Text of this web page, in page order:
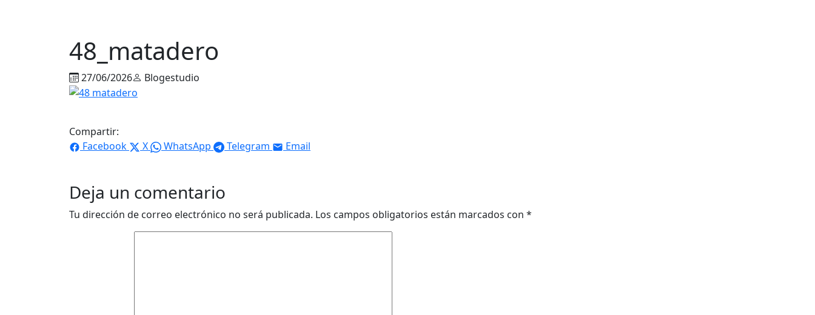
48_matadero
27/06/2026 Blogestudio
Compartir:
Facebook
X WhatsApp Telegram Email
Deja un comentario
Tu dirección de correo electrónico no será publicada. Los campos obligatorios están marcados con *